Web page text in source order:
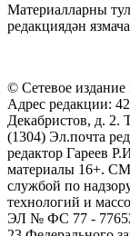
Материалларны
редакциядән
© Сетевое
Адрес редакции:
Декабристов, д. 2.
(1304) Эл.почта
редактор Гареев
материалы 16+.
службой по
технологий и
ЭЛ № ФС 77 - 77652